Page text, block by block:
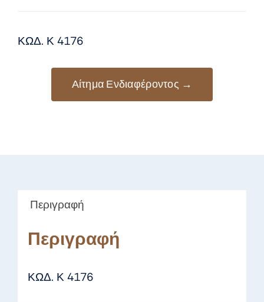
ΚΩΔ. Κ 4176
Αίτημα Ενδιαφέροντος →
Περιγραφή
Περιγραφή
ΚΩΔ. Κ 4176